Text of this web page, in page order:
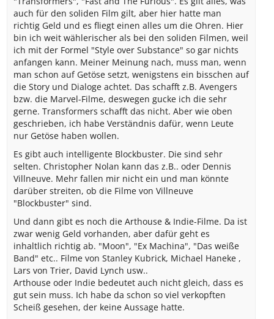
auch für den soliden Film gilt, aber hier hatte man
richtig Geld und es fliegt einen alles um die Ohren. Hier
bin ich weit wählerischer als bei den soliden Filmen, weil
ich mit der Formel "Style over Substance" so gar nichts
anfangen kann. Meiner Meinung nach, muss man, wenn
man schon auf Getöse setzt, wenigstens ein bisschen auf
die Story und Dialoge achtet. Das schafft z.B. Avengers
bzw. die Marvel-Filme, deswegen gucke ich die sehr
gerne. Transformers schafft das nicht. Aber wie oben
geschrieben, ich habe Verständnis dafür, wenn Leute
nur Getöse haben wollen.
Es gibt auch intelligente Blockbuster. Die sind sehr
selten. Christopher Nolan kann das z.B.. oder Dennis
Villneuve. Mehr fallen mir nicht ein und man könnte
darüber streiten, ob die Filme von Villneuve
"Blockbuster" sind.
Und dann gibt es noch die Arthouse & Indie-Filme. Da ist
zwar wenig Geld vorhanden, aber dafür geht es
inhaltlich richtig ab. "Moon", "Ex Machina", "Das weiße
Band" etc.. Filme von Stanley Kubrick, Michael Haneke ,
Lars von Trier, David Lynch usw..
Arthouse oder Indie bedeutet auch nicht gleich, dass es
gut sein muss. Ich habe da schon so viel verkopften
Scheiß gesehen, der keine Aussage hatte.